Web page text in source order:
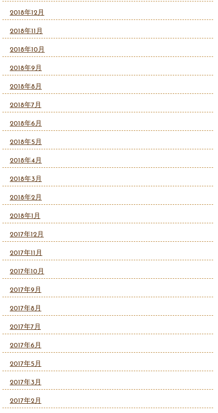
2018年12月
2018年11月
2018年10月
2018年9月
2018年8月
2018年7月
2018年6月
2018年5月
2018年4月
2018年3月
2018年2月
2018年1月
2017年12月
2017年11月
2017年10月
2017年9月
2017年8月
2017年7月
2017年6月
2017年5月
2017年3月
2017年2月